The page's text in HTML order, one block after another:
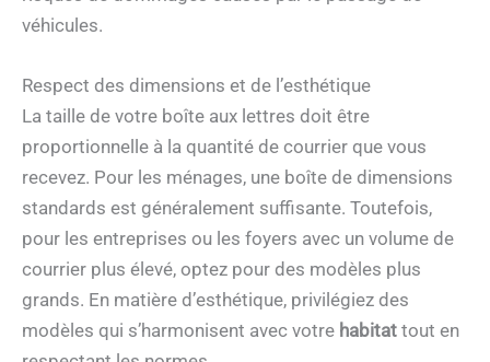
véhicules.
Respect des dimensions et de l’esthétique
La taille de votre boîte aux lettres doit être
proportionnelle à la quantité de courrier que vous
recevez. Pour les ménages, une boîte de dimensions
standards est généralement suffisante. Toutefois,
pour les entreprises ou les foyers avec un volume de
courrier plus élevé, optez pour des modèles plus
grands. En matière d’esthétique, privilégiez des
modèles qui s’harmonisent avec votre habitat tout en